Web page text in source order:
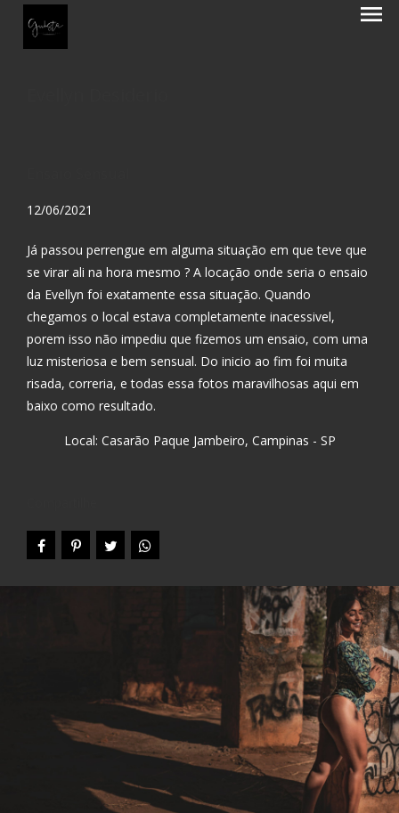
menu
12/06/2021
Já passou perrengue em alguma situação em que teve que
se virar ali na hora mesmo ? A locação onde seria o ensaio
da Evellyn foi exatamente essa situação. Quando
chegamos o local estava completamente inacessivel,
porem isso não impediu que fizemos um ensaio, com uma
luz misteriosa e bem sensual. Do inicio ao fim foi muita
risada, correria, e todas essa fotos maravilhosas aqui em
baixo como resultado.
Local: Casarão Paque Jambeiro, Campinas - SP